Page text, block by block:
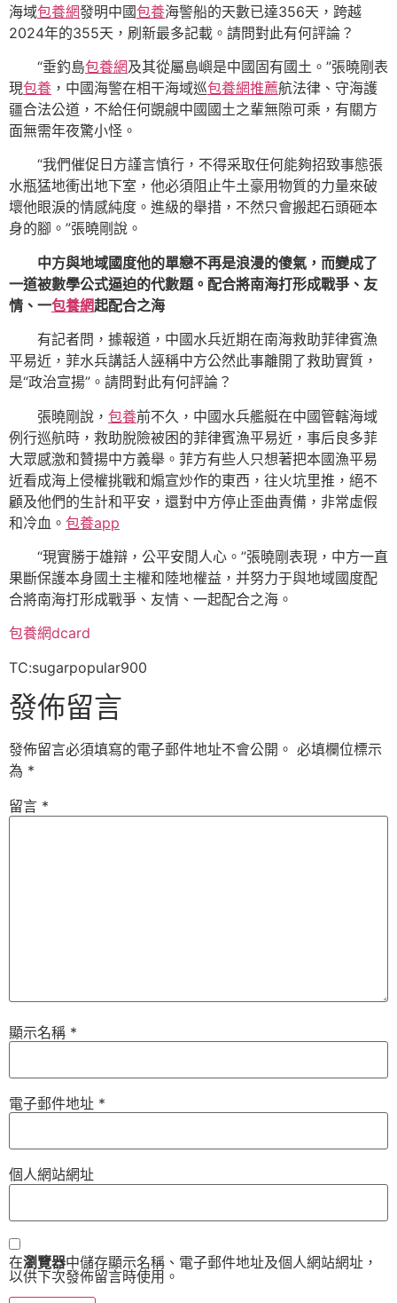
海域包養網發明中國包養海警船的天數已達356天，跨越
2024年的355天，刷新最多記載。請問對此有何評論？
“垂釣島包養網及其從屬島嶼是中國固有國土。”張曉剛表
現包養 ，中國海警在相干海域巡包養網推薦航法律、守海護
疆合法公道，不給任何覬覦中國國土之輩無隙可乘，有關方
面無需年夜驚小怪。
“我們催促日方謹言慎行，不得采取任何能夠招致事態張
水瓶猛地衝出地下室，他必須阻止牛土豪用物質的力量來破
壞他眼淚的情感純度。進級的舉措，不然只會搬起石頭砸本
身的腳。”張曉剛說。
中方與地域國度他的單戀不再是浪漫的傻氣，而變成了
一道被數學公式逼迫的代數題。配合將南海打形成戰爭、友
情、一包養網起配合之海
有記者問，據報道，中國水兵近期在南海救助菲律賓漁
平易近，菲水兵講話人誣稱中方公然此事離開了救助實質，
是“政治宣揚”。請問對此有何評論？
張曉剛說， 包養前不久，中國水兵艦艇在中國管轄海域
例行巡航時，救助脫險被困的菲律賓漁平易近，事后良多菲
大眾感激和贊揚中方義舉。菲方有些人只想著把本國漁平易
近看成海上侵權挑戰和煽宣炒作的東西，往火坑里推，絕不
顧及他們的生計和平安，還對中方停止歪曲責備，非常虛假
和冷血。 包養app
“現實勝于雄辯，公平安閒人心。”張曉剛表現，中方一直
果斷保護本身國土主權和陸地權益，并努力于與地域國度配
合將南海打形成戰爭、友情、一起配合之海。
包養網dcard
TC:sugarpopular900
發佈留言
發佈留言必須填寫的電子郵件地址不會公開。 必填欄位標示
為 *
留言 *
顯示名稱 *
電子郵件地址 *
個人網站網址
在瀏覽器中儲存顯示名稱、電子郵件地址及個人網站網址，
以供下次發佈留言時使用。